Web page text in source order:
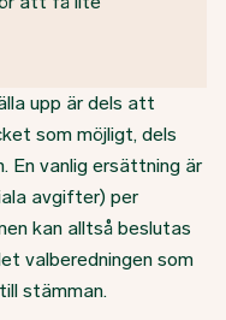
upp är dels att
som möjligt, dels
En vanlig ersättning är
avgifter) per
kan alltså beslutas
valberedningen som
stämman.